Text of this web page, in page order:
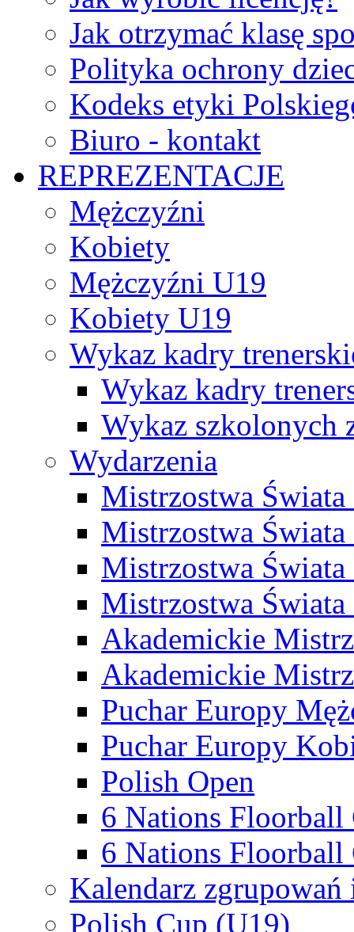
Jak otrzymać klasę
Polityka ochrony
Kodeks etyki
Biuro - kontakt
REPREZENTACJE
Mężczyźni
Kobiety
Mężczyźni U19
Kobiety U19
Wykaz kadry
Wykaz kadry
Wykaz szkolonych
Wydarzenia
Mistrzostwa
Mistrzostwa
Mistrzostwa
Mistrzostwa
Akademickie
Akademickie
Puchar Europy
Puchar Europy
Polish Open
6 Nations Floorball
6 Nations Floorball
Kalendarz
Polish Cup (U19)